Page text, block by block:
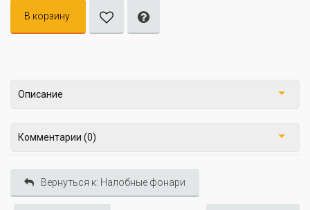
В корзину
Описание
Комментарии (0)
Вернуться к: Налобные фонари